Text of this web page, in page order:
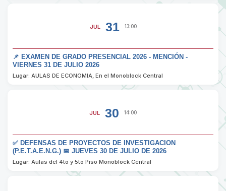
JUL 31 13:00
📌 EXAMEN DE GRADO PRESENCIAL 2026 - MENCIÓN -
VIERNES 31 DE JULIO 2026
Lugar: AULAS DE ECONOMIA, En el Monoblock Central
JUL 30 14:00
✅ DEFENSAS DE PROYECTOS DE INVESTIGACION
(P.E.T.A.E.N.G.) 📅 JUEVES 30 DE JULIO DE 2026
Lugar: Aulas del 4to y 5to Piso Monoblock Central